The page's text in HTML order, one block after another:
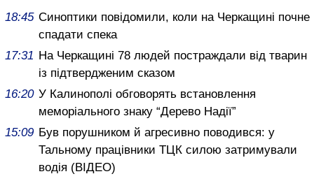
18:45 Синоптики повідомили, коли на Черкащині почне
спадати спека
17:31 На Черкащині 78 людей постраждали від тварин
із підтвердженим сказом
16:20 У Калинополі обговорять встановлення
меморіального знаку “Дерево Надії”
15:09 Був порушником й агресивно поводився: у
Тальному працівники ТЦК силою затримували
водія (ВІДЕО)